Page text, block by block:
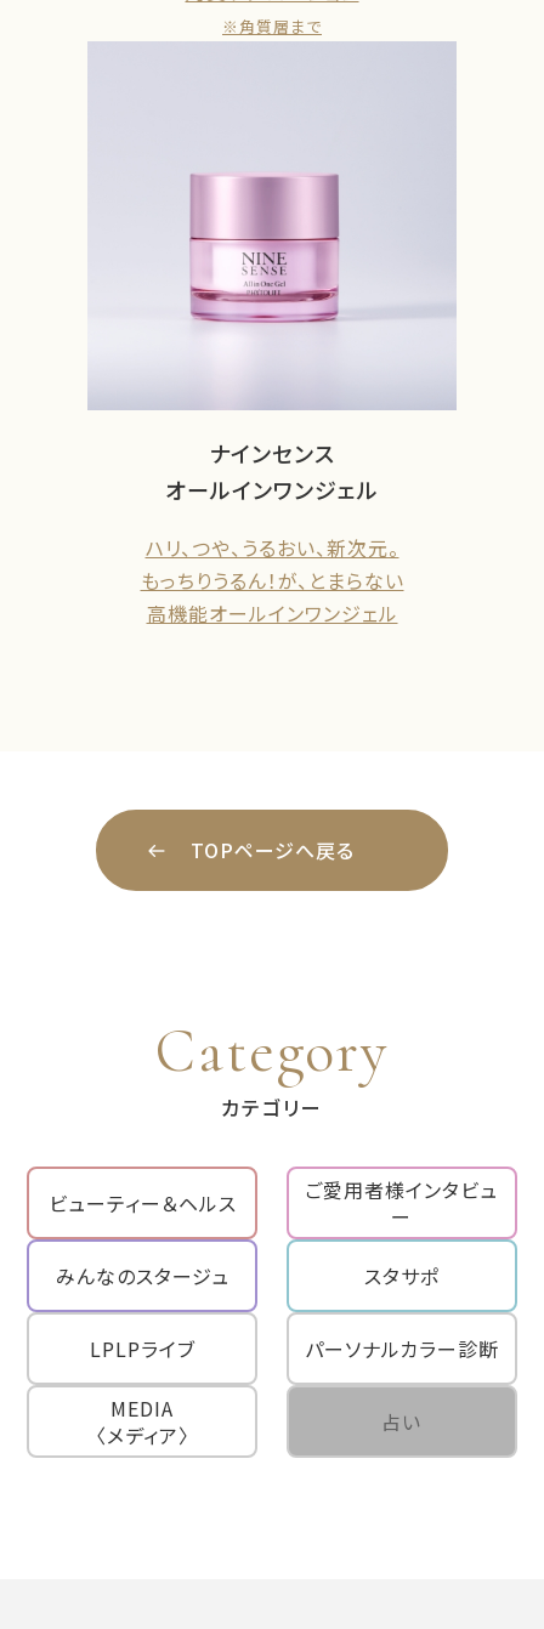
※角質層まで
ナインセンス
オールインワンジェル
ハリ、つや、うるおい、新次元。
もっちりうるん！が、とまらない
高機能オールインワンジェル
TOPページへ戻る
Category
カテゴリー
ビューティー＆ヘルス
ご愛用者様インタビュ
ー
みんなのスタージュ スタサポ
LPLPライブ パーソナルカラー診断
MEDIA
〈メディア〉
占い